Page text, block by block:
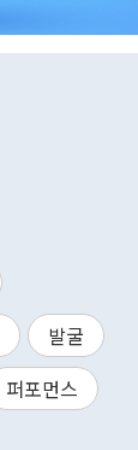
발굴
퍼포먼스